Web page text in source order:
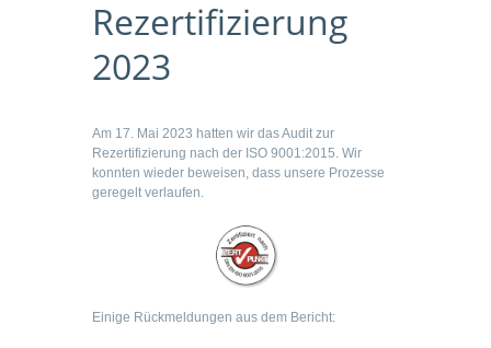
Rezertifizierung
2023
Am 17. Mai 2023 hatten wir das Audit zur
Rezertifizierung nach der ISO 9001:2015. Wir
konnten wieder beweisen, dass unsere Prozesse
geregelt verlaufen.
Einige Rückmeldungen aus dem Bericht: